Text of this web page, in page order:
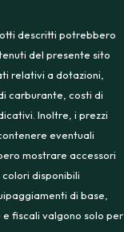
descritti potrebbero
del presente sito
relativi a dotazioni,
carburante, costi di
Inoltre, i prezzi
eventuali
mostrare accessori
disponibili
di base,
fiscali valgono solo per